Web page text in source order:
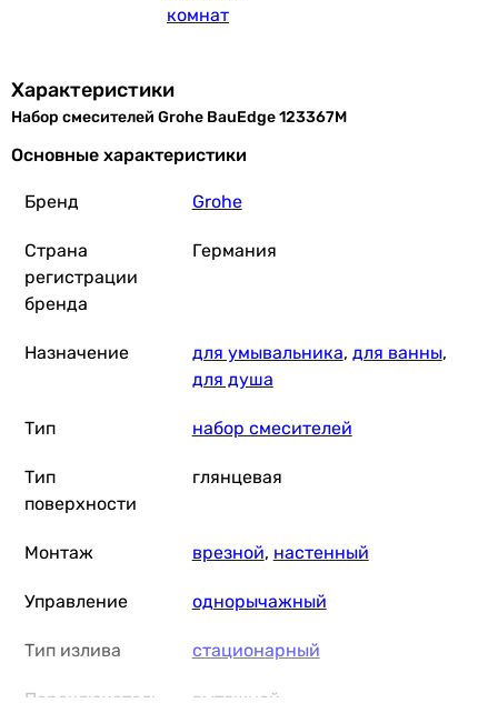
Hansgrohe Novus Loop 70 CoolStart
10 176
12 582грн
9 504грн
3 640 грн
комнат
Характеристики
Набор смесителей Grohe BauEdge 123367M
Основные характеристики
Бренд Grohe
Страна
регистрации
бренда
Германия
Назначение для умывальника, для ванны,
для душа
Тип набор смесителей
Тип
поверхности
глянцевая
Монтаж врезной, настенный
Управление однорычажный
Тип излива стационарный
Переключатель
вытяжной